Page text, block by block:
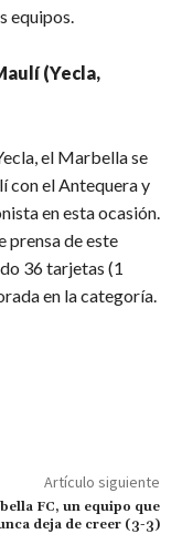
equipos.
(Yecla,
el Marbella se
con el Antequera y
en esta ocasión.
prensa de este
36 tarjetas (1
en la categoría.
Artículo siguiente
FC, un equipo que
deja de creer (3-3)